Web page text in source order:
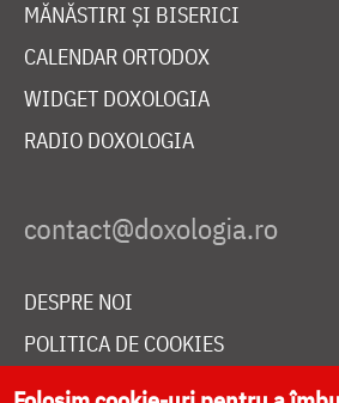
MĂNĂSTIRI ȘI BISERICI
CALENDAR ORTODOX
WIDGET DOXOLOGIA
RADIO DOXOLOGIA
DESPRE NOI
POLITICA DE COOKIES
DONEAZĂ ONLINE PENTRU